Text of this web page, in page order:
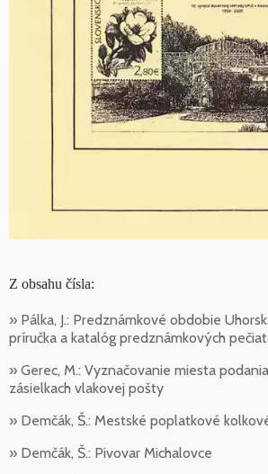
Z obsahu čísla:
» Pálka, J.: Predznámkové obdobie
príručka a katalóg predznámkových
» Gerec, M.: Vyznačovanie miesta
zásielkach vlakovej pošty
» Demčák, Š.: Mestské poplatkové
» Demčák, Š.: Pivovar Michalovce